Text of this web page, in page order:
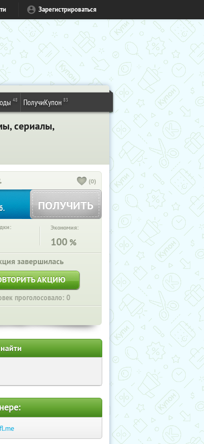
Зарегистрироваться
48 ПолучиКупон 83
сериалы,
(0)
ПОЛУЧИТЬ
Экономия:
100 %
завершилась
АКЦИЮ
проголосовало: 0